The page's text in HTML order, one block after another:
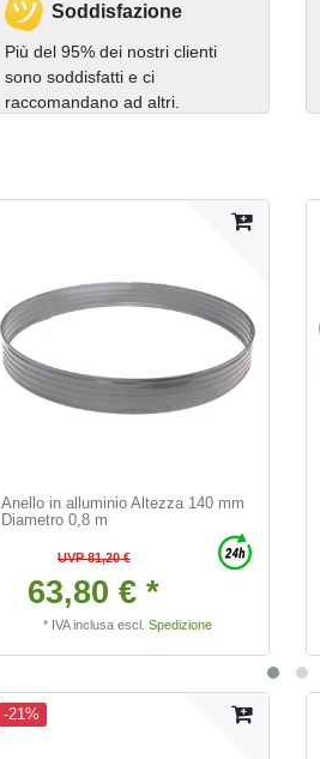
Soddisfazione
Più del 95% dei nostri clienti
sono soddisfatti e ci
raccomandano ad altri.
Anello in alluminio Altezza 140 mm
Diametro 0,8 m
UVP 81,20 €
63,80 € *
* IVA inclusa escl.Spedizione
-21%